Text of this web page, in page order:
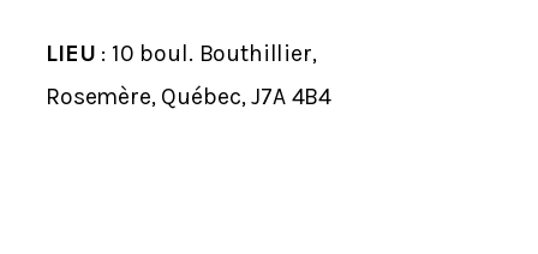
LIEU : 10 boul. Bouthillier,
Rosemère, Québec,J7A 4B4